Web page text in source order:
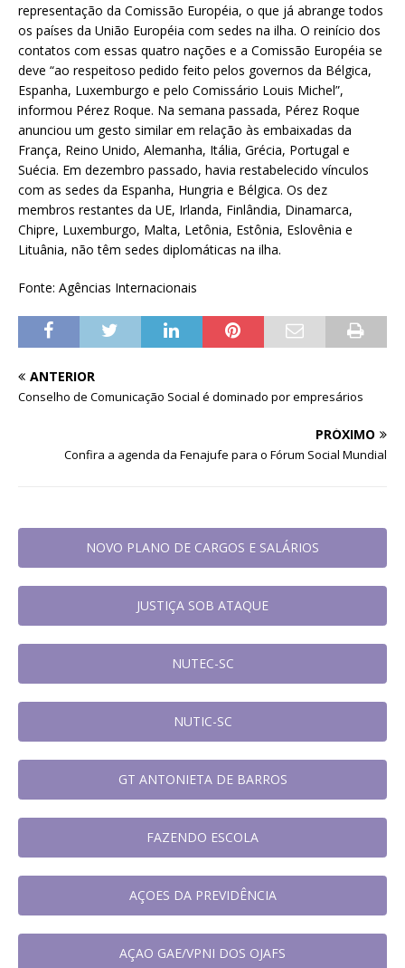
representação da Comissão Européia, o que já abrange todos
os países da União Européia com sedes na ilha. O reinício dos
contatos com essas quatro nações e a Comissão Européia se
deve “ao respeitoso pedido feito pelos governos da Bélgica,
Espanha, Luxemburgo e pelo Comissário Louis Michel”,
informou Pérez Roque. Na semana passada, Pérez Roque
anunciou um gesto similar em relação às embaixadas da
França, Reino Unido, Alemanha, Itália, Grécia, Portugal e
Suécia. Em dezembro passado, havia restabelecido vínculos
com as sedes da Espanha, Hungria e Bélgica. Os dez
membros restantes da UE, Irlanda, Finlândia, Dinamarca,
Chipre, Luxemburgo, Malta, Letônia, Estônia, Eslovênia e
Lituânia, não têm sedes diplomáticas na ilha.
Fonte: Agências Internacionais
ANTERIOR
Conselho de Comunicação Social é dominado por empresários
PRÓXIMO
Confira a agenda da Fenajufe para o Fórum Social Mundial
NOVO PLANO DE CARGOS E SALÁRIOS
JUSTIÇA SOB ATAQUE
NUTEC-SC
NUTIC-SC
GT ANTONIETA DE BARROS
FAZENDO ESCOLA
AÇOES DA PREVIDÊNCIA
AÇAO GAE/VPNI DOS OJAFS